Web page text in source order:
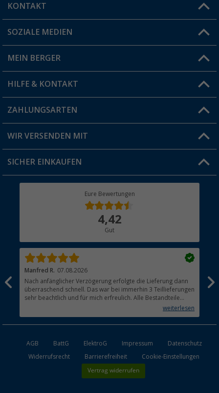
KONTAKT
Du hast eine Frage?
Filiale finden
SOZIALE MEDIEN
MEIN BERGER
Vorteilskarte
Blog
Jobs & Karriere
HILFE & KONTAKT
FAQ & Kontakt
Versandinformationen
Rücksendung
ZAHLUNGSARTEN
WIR VERSENDEN MIT
SICHER EINKAUFEN
Eure Bewertungen
4,42
Gut
Manfred R. 07.08.2026
Nach anfänglicher Verzögerung erfolgte die Lieferung dann
überraschend schnell. Das war bei immerhin 3 Teillieferungen
sehr beachtlich und für mich erfreulich. Alle Bestandteile
waren gut verpackt und in Ordnung. Das Gerät (Gasgrill)weiterlesen
AGB BattG ElektroG Impressum
Datenschutz
Widerrufsrecht
Barrierefreiheit Cookie-Einstellungen
Vertrag widerrufen